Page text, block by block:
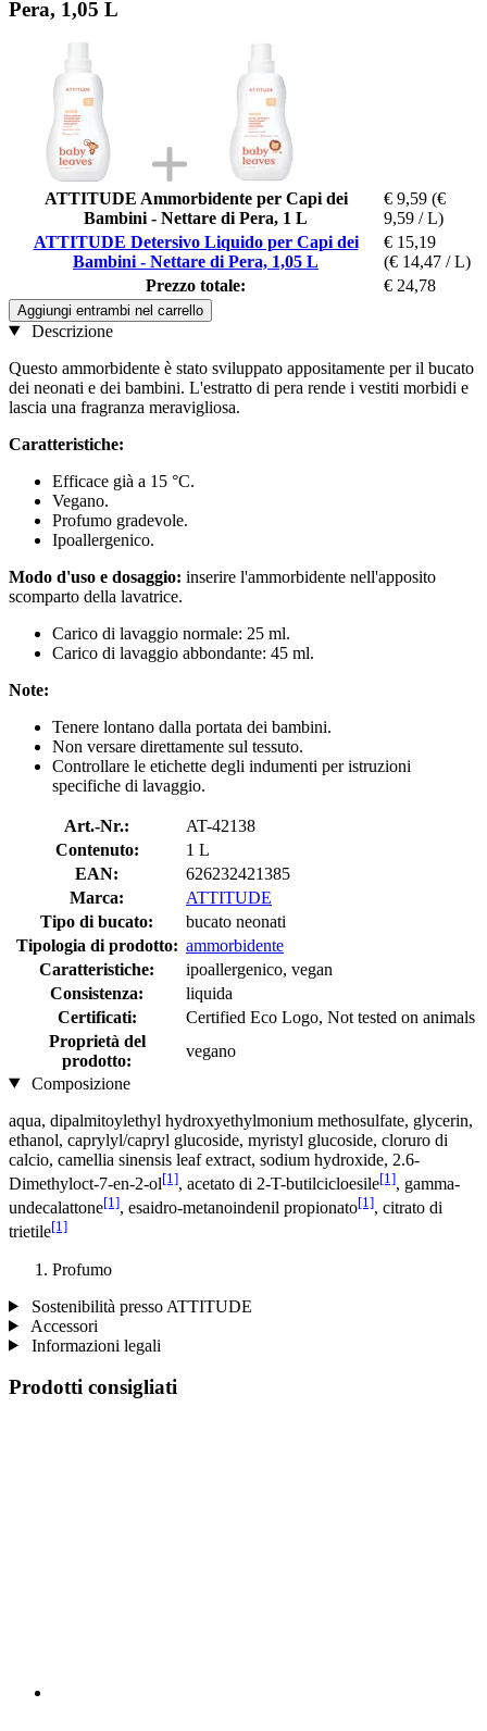
Pera, 1,05 L
ATTITUDE Ammorbidente per Capi dei
Bambini - Nettare di Pera, 1 L
€ 9,59 (€
9,59 / L)
ATTITUDE Detersivo Liquido per Capi dei
Bambini - Nettare di Pera, 1,05 L
€ 15,19
(€ 14,47 / L)
Prezzo totale:
€ 24,78
Aggiungi entrambi nel carrello
Descrizione
Questo ammorbidente è stato sviluppato appositamente per il bucato
dei neonati e dei bambini. L'estratto di pera rende i vestiti morbidi e
lascia una fragranza meravigliosa.
Caratteristiche:
Efficace già a 15 °C.
Vegano.
Profumo gradevole.
Ipoallergenico.
Modo d'uso e dosaggio: inserire l'ammorbidente nell'apposito
scomparto della lavatrice.
Carico di lavaggio normale: 25 ml.
Carico di lavaggio abbondante: 45 ml.
Note:
Tenere lontano dalla portata dei bambini.
Non versare direttamente sul tessuto.
Controllare le etichette degli indumenti per istruzioni
specifiche di lavaggio.
Art.-Nr.:
AT-42138
Contenuto:
1 L
EAN:
626232421385
Marca:
ATTITUDE
Tipo di bucato:
bucato neonati
Tipologia di prodotto: ammorbidente
Caratteristiche:
ipoallergenico, vegan
Consistenza:
liquida
Certificati:
Certified Eco Logo, Not tested on animals
Proprietà del
prodotto:
vegano
Composizione
aqua, dipalmitoylethyl hydroxyethylmonium methosulfate, glycerin,
ethanol, caprylyl/capryl glucoside, myristyl glucoside, cloruro di
calcio, camellia sinensis leaf extract, sodium hydroxide, 2.6-
Dimethyloct-7-en-2-ol[1], acetato di 2-T-butilcicloesile[1], gamma-
undecalattone[1], esaidro-metanoindenil propionato[1], citrato di
trietile[1]
Profumo
Sostenibilità presso ATTITUDE
Accessori
Informazioni legali
Prodotti consigliati